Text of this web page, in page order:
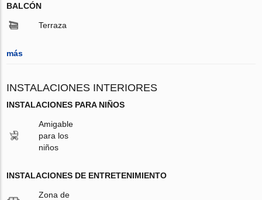
BALCÓN
Terraza
más
INSTALACIONES INTERIORES
INSTALACIONES PARA NIÑOS
Amigable
para los
niños
INSTALACIONES DE ENTRETENIMIENTO
Zona de